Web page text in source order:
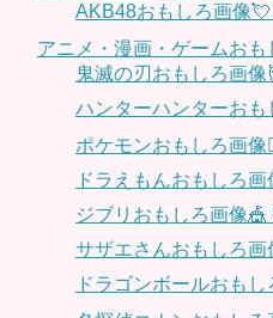
AKB48おもしろ画像💘
アニメ・漫画・ゲームおも
鬼滅の刃おもしろ画像
ハンターハンターおも
ポケモンおもしろ画像
ドラえもんおもしろ画
ジブリおもしろ画像🎪
サザエさんおもしろ画
ドラゴンボールおもし